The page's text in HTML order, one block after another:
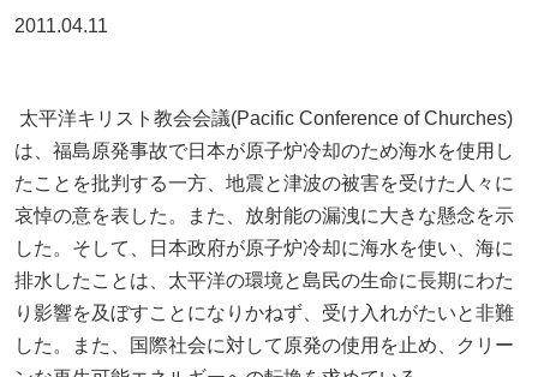
2011.04.11
太平洋キリスト教会会議(Pacific Conference of Churches)
は、福島原発事故で日本が原子炉冷却のため海水を使用し
たことを批判する一方、地震と津波の被害を受けた人々に
哀悼の意を表した。また、放射能の漏洩に大きな懸念を示
した。そして、日本政府が原子炉冷却に海水を使い、海に
排水したことは、太平洋の環境と島民の生命に長期にわた
り影響を及ぼすことになりかねず、受け入れがたいと非難
した。また、国際社会に対して原発の使用を止め、クリー